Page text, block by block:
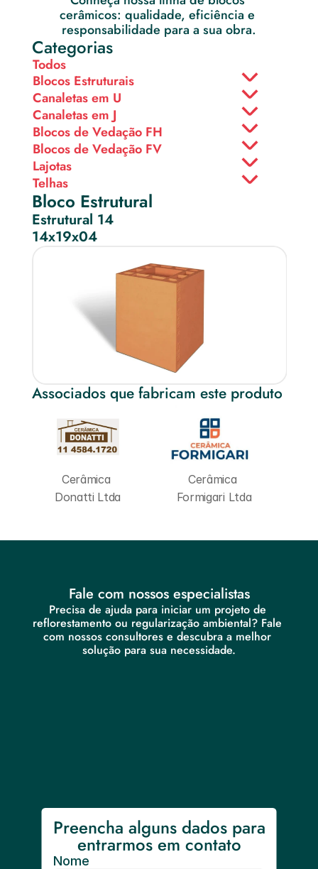
cerâmicos: qualidade, eficiência e
responsabilidade para a sua obra.
Categorias
Todos
Blocos Estruturais
Canaletas em U
Canaletas em J
Blocos de Vedação FH
Blocos de Vedação FV
Lajotas
Telhas
Bloco Estrutural
Estrutural 14
14x19x04
Associados que fabricam este produto
Cerâmica
Donatti Ltda
Cerâmica
Formigari Ltda
Fale com nossos especialistas
Precisa de ajuda para iniciar um projeto de
reflorestamento ou regularização ambiental? Fale
com nossos consultores e descubra a melhor
solução para sua necessidade.
Preencha alguns dados para
entrarmos em contato
Nome